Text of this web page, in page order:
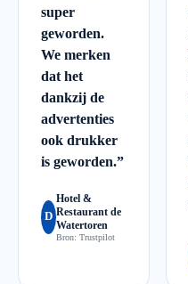
super
geworden.
We merken
dat het
dankzij de
advertenties
ook drukker
is geworden.”
D
Hotel &
Restaurant de
Watertoren
Bron: Trustpilot